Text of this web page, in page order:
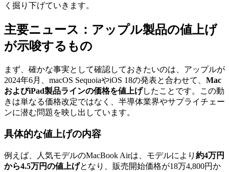
く掘り下げていきます。
主要ニュース：アップル製品の値上げ
が示唆するもの
まず、確かな事実として確認しておきたいのは、アップルが
2024年6月、macOS SequoiaやiOS 18の発表と合わせて、 Mac
およびiPad製品ラインの価格を値上げしたことです。この動
きは単なる価格改定ではなく、半導体業界やサプライチェー
ンに潜む問題を映し出しています。
具体的な値上げの内容
例えば、人気モデルのMacBook Airは、モデルにより 約4万円
から4.5万円の値上げとなり、販売開始価格が18万4,800円か